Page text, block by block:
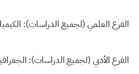
الفرع العلمي (لجميع الدراسات):
الفرع الأدبي (لجميع الدراسات):